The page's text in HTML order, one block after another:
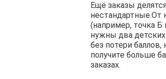
Ещё заказы
нестандартные.От
(например, точка Б
нужны два
без потери
получите больше
заказах.
Ещё заказы
нестандартные.От
(например, точка Б
нужны два
без потери
получите больше
заказах.
Ещё заказы
нестандартные.От
(например, точка Б
нужны два
без потери
получите больше
заказах.